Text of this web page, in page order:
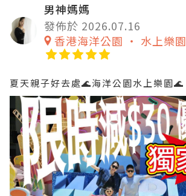
男神媽媽
發佈於 2026.07.16
香港海洋公園 ‧ 水上樂園
夏天親子好去處🌊海洋公園水上樂園🌊